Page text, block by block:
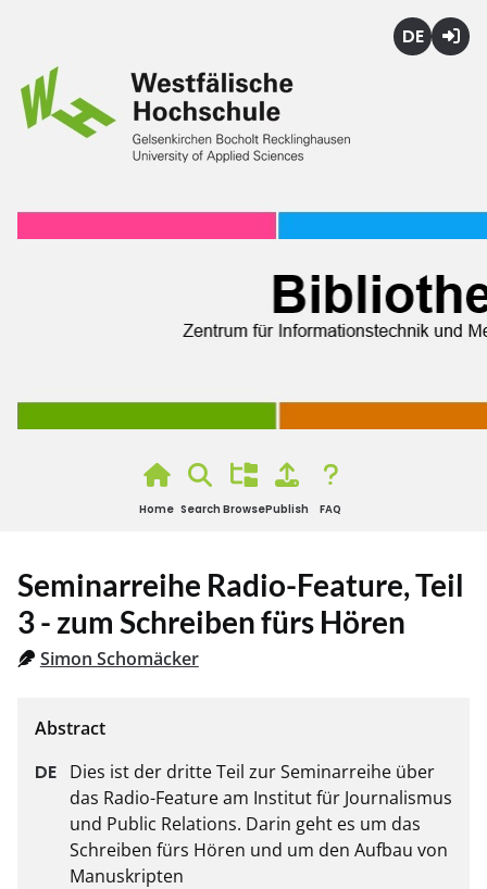
Home Search BrowsePublish FAQ
Seminarreihe Radio-Feature, Teil
3 - zum Schreiben fürs Hören
Simon Schomäcker
Dies ist der dritte Teil zur Seminarreihe über
das Radio-Feature am Institut für Journalismus
und Public Relations. Darin geht es um das
Schreiben fürs Hören und um den Aufbau von
Manuskripten